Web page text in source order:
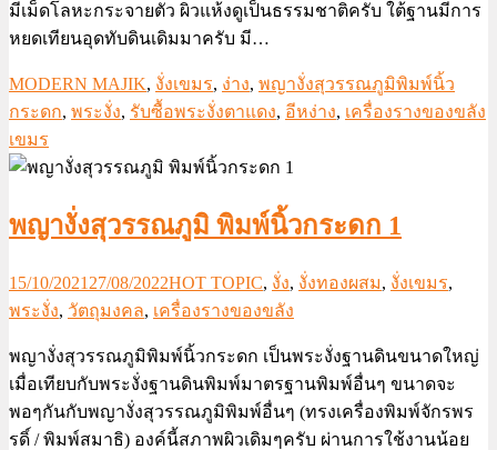
มีเม็ดโลหะกระจายตัว ผิวแห้งดูเป็นธรรมชาติครับ ใต้ฐานมีการ
หยดเทียนอุดทับดินเดิมมาครับ มี…
MODERN MAJIK, งั่งเขมร, ง่าง, พญางั่งสุวรรณภูมิพิมพ์นิ้ว
กระดก, พระงั่ง, รับซื้อพระงั่งตาแดง, อีหง่าง, เครื่องรางของขลัง
เขมร
พญางั่งสุวรรณภูมิ พิมพ์นิ้วกระดก 1
15/10/2021 27/08/2022HOT TOPIC, งั่ง, งั่งทองผสม, งั่งเขมร,
พระงั่ง, วัตถุมงคล, เครื่องรางของขลัง
พญางั่งสุวรรณภูมิพิมพ์นิ้วกระดก เป็นพระงั่งฐานดินขนาดใหญ่
เมื่อเทียบกับพระงั่งฐานดินพิมพ์มาตรฐานพิมพ์อื่นๆ ขนาดจะ
พอๆกันกับพญางั่งสุวรรณภูมิพิมพ์อื่นๆ (ทรงเครื่องพิมพ์จักรพร
รดิ์ / พิมพ์สมาธิ) องค์นี้สภาพผิวเดิมๆครับ ผ่านการใช้งานน้อย